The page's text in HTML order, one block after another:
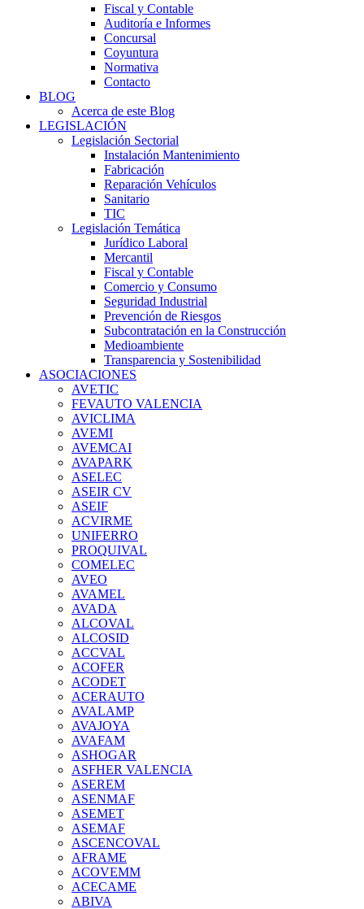
Fiscal y Contable
Auditoría e Informes
Concursal
Coyuntura
Normativa
Contacto
BLOG
Acerca de este Blog
LEGISLACIÓN
Legislación Sectorial
Instalación Mantenimiento
Fabricación
Reparación Vehículos
Sanitario
TIC
Legislación Temática
Jurídico Laboral
Mercantil
Fiscal y Contable
Comercio y Consumo
Seguridad Industrial
Prevención de Riesgos
Subcontratación en la Construcción
Medioambiente
Transparencia y Sostenibilidad
ASOCIACIONES
AVETIC
FEVAUTO VALENCIA
AVICLIMA
AVEMI
AVEMCAI
AVAPARK
ASELEC
ASEIR CV
ASEIF
ACVIRME
UNIFERRO
PROQUIVAL
COMELEC
AVEO
AVAMEL
AVADA
ALCOVAL
ALCOSID
ACCVAL
ACOFER
ACODET
ACERAUTO
AVALAMP
AVAJOYA
AVAFAM
ASHOGAR
ASFHER VALENCIA
ASEREM
ASENMAF
ASEMET
ASEMAF
ASCENCOVAL
AFRAME
ACOVEMM
ACECAME
ABIVA